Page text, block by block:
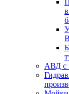
АВД с